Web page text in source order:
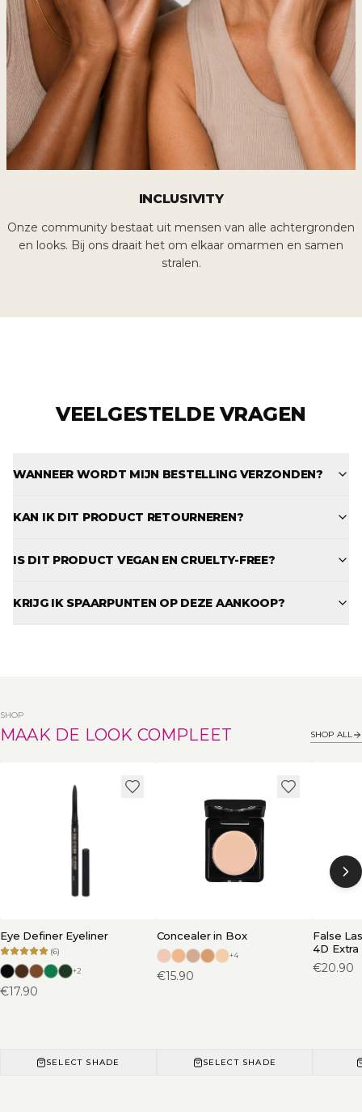
INCLUSIVITY
Onze community bestaat uit mensen van alle achtergronden
en looks. Bij ons draait het om elkaar omarmen en samen
stralen.
VEELGESTELDE VRAGEN
WANNEER WORDT MIJN BESTELLING VERZONDEN?
KAN IK DIT PRODUCT RETOURNEREN?
IS DIT PRODUCT VEGAN EN CRUELTY-FREE?
KRIJG IK SPAARPUNTEN OP DEZE AANKOOP?
SHOP
MAAK DE LOOK COMPLEET SHOP ALL
Eye Definer Eyeliner
(6)
+2
€17.90
SELECT SHADE
Concealer in Box
+4
€15.90
SELECT SHADE
False
4D
€20.90